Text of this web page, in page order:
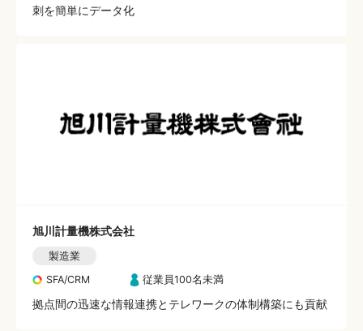
刺を簡単にデータ化
旭川計量機株式会社
製造業
SFA/CRM
従業員100名未満
拠点間の迅速な情報連携とテレワークの体制構築にも貢献